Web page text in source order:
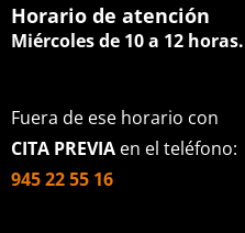
Horario de atención
Miércoles de 10 a 12 horas.
Fuera de ese horario con
CITA PREVIA en el teléfono:
945 22 55 16